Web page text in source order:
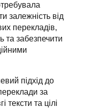
залежність від
перекладів,
та забезпечити
підхід до
за
тексти та цілі